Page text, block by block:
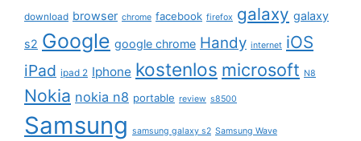
download browser chrome facebook firefox galaxy galaxy
s2 Google google chrome Handy internet iOS
iPad ipad 2 Iphone kostenlos microsoft N8
Nokia nokia n8 portable review s8500
Samsung samsung galaxy s2 Samsung Wave